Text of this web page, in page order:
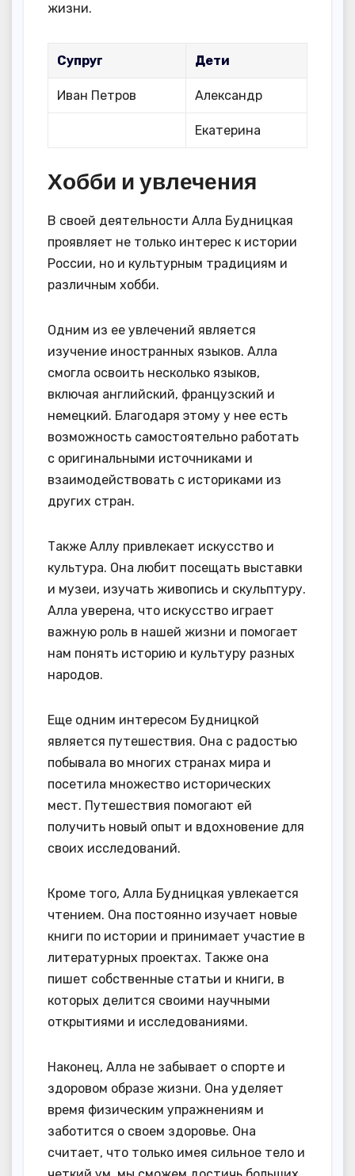
жизни.
Супруг Дети
Иван Петров Александр
Екатерина
Хобби и увлечения
В своей деятельности Алла Будницкая
проявляет не только интерес к истории
России, но и культурным традициям и
различным хобби.
Одним из ее увлечений является
изучение иностранных языков. Алла
смогла освоить несколько языков,
включая английский, французский и
немецкий. Благодаря этому у нее есть
возможность самостоятельно работать
с оригинальными источниками и
взаимодействовать с историками из
других стран.
Также Аллу привлекает искусство и
культура. Она любит посещать выставки
и музеи, изучать живопись и скульптуру.
Алла уверена, что искусство играет
важную роль в нашей жизни и помогает
нам понять историю и культуру разных
народов.
Еще одним интересом Будницкой
является путешествия. Она с радостью
побывала во многих странах мира и
посетила множество исторических
мест. Путешествия помогают ей
получить новый опыт и вдохновение для
своих исследований.
Кроме того, Алла Будницкая увлекается
чтением. Она постоянно изучает новые
книги по истории и принимает участие в
литературных проектах. Также она
пишет собственные статьи и книги, в
которых делится своими научными
открытиями и исследованиями.
Наконец, Алла не забывает о спорте и
здоровом образе жизни. Она уделяет
время физическим упражнениям и
заботится о своем здоровье. Она
считает, что только имея сильное тело и